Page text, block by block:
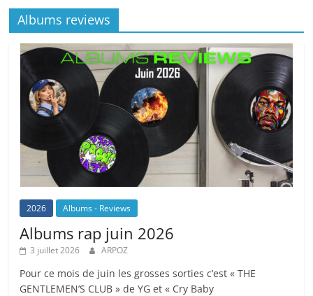
Albums reviews
2026 Albums - Reviews
Albums rap juin 2026
3 juillet 2026 ARPOZ
Pour ce mois de juin les grosses sorties c’est « THE
GENTLEMEN’S CLUB » de YG et « Cry Baby